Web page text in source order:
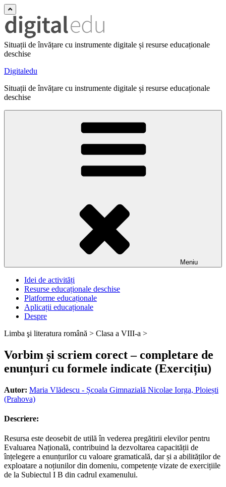
Situații de învățare cu instrumente digitale și resurse educaționale
deschise
Digitaledu
Situații de învățare cu instrumente digitale și resurse educaționale
deschise
Meniu
Idei de activități
Resurse educaționale deschise
Platforme educaționale
Aplicații educaționale
Despre
Limba şi literatura română > Clasa a VIII-a >
Vorbim și scriem corect – completare de
enunțuri cu formele indicate (Exercițiu)
Autor: Maria Vlădescu - Școala Gimnazială Nicolae Iorga, Ploiești
(Prahova)
Descriere:
Resursa este deosebit de utilă în vederea pregătirii elevilor pentru
Evaluarea Națională, contribuind la dezvoltarea capacității de
înțelegere a enunțurilor cu valoare gramaticală, dar și a abilităților de
exploatare a noțiunilor din domeniu, competențe vizate de exercițiile
de la Subiectul I B din cadrul examenului.